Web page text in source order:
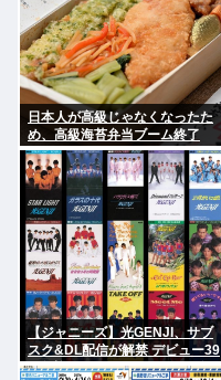
日本人が高級じゃなくなったた
め、高級海苔弁当ブーム終了
www
【ジャニーズ】光GENJI、サブ
スク&DL配信が解禁 デビュー39
周年迎える8月19日から40周年